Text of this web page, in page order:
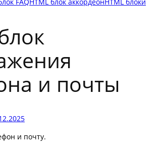
и почты
и почту.